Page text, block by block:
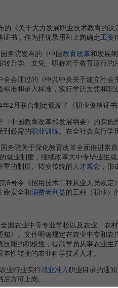
的《关于大力发展职业技术教育的
书，作为择优录用和上岗确定工资
务院发布的《中国教育改革和发展
升学、文凭、职称对于教育运行
全会通过的《中共中央关于建立社
准和录入标准，实行学历文凭和职
年2月联合制定颁发了《职业资格证
〈中国教育改革和发展纲要〉的实
到必需的职业训练。在全社会实行学
务院关于深化教育改革全面推进
的就业制度，继续改革大中专毕业生
重的制度。转变传统的人才观念 ，形
6号令《招用技术工种从业人员规
命安全和消费者利益的工种（职业）
国农业中等专业学校以及农业、
》。文件明确规定在农业中专和
能的积极性，提高学员从事农业生
性转变的农业科学技术人才。
业行业实行就业准入职业目录的通
方可上岗。